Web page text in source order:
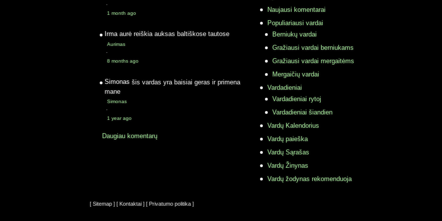
·
1 month ago
Irma aurė reiškia auksas baltiškose tautose
Aurimas
·
8 months ago
Simonas šis vardas yra baisiai geras ir primena
mane
Simonas
·
1 year ago
Daugiau komentarų
Naujausi komentarai
Populiariausi vardai
Berniukų vardai
Gražiausi vardai berniukams
Gražiausi vardai mergaitėms
Mergaičių vardai
Vardadieniai
Vardadieniai rytoj
Vardadieniai šiandien
Vardų Kalendorius
Vardų paieška
Vardų Sąrašas
Vardų Žinynas
Vardų žodynas rekomenduoja
[ Sitemap ] [ Kontaktai ] [ Privatumo politika ]